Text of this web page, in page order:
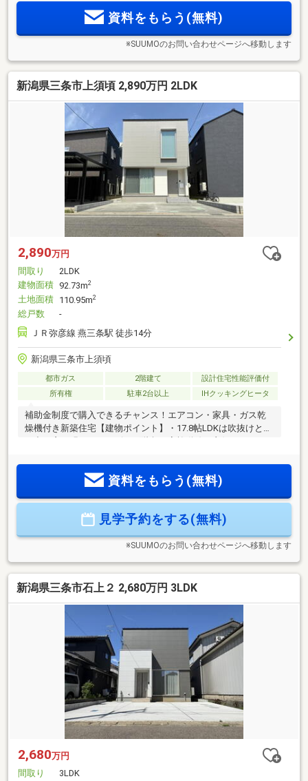
資料をもらう(無料)
※SUUMOのお問い合わせページへ移動します
新潟県三条市上須頃 2,890万円 2LDK
2,890万円
間取り
2LDK
建物面積 92.73m2
土地面積 110.95m2
総戸数
-
ＪＲ弥彦線 燕三条駅 徒歩14分
新潟県三条市上須頃
都市ガス 2階建て
設計住宅性能評価付
所有権
駐車2台以上 IHクッキングヒータ
補助金制度で購入できるチャンス！エアコン・家具・ガス乾
燥機付き新築住宅【建物ポイント】・17.8帖LDKは吹抜けと掃
う・干す・しまうの動線が考慮された家事ラク設計！【生活
利便性】・新幹線も停車する、燕三条駅まで徒歩約13分！・
内！本物件は「みらいエコ住宅2026補助金」の対象となる場
合があります。（対象者：子育世帯・若者夫婦世帯/補助額：
資料をもらう(無料)
見学予約をする(無料)
※SUUMOのお問い合わせページへ移動します
新潟県三条市石上２ 2,680万円 3LDK
2,680万円
間取り
3LDK